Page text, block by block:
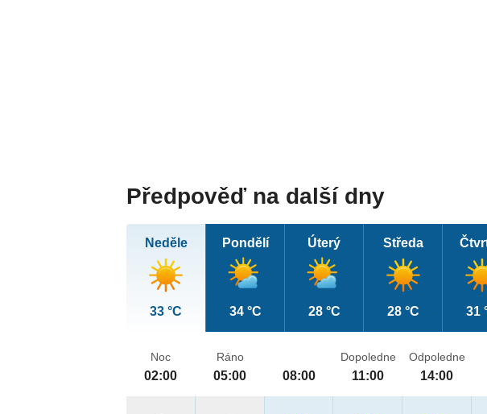
Předpověď na další dny
Neděle
33 °C
Pondělí
34 °C
Úterý
28 °C
Středa
28 °C 31
Noc
02:00
Ráno
05:00 08:00
Dopoledne
11:00
Odpoledne
14:00